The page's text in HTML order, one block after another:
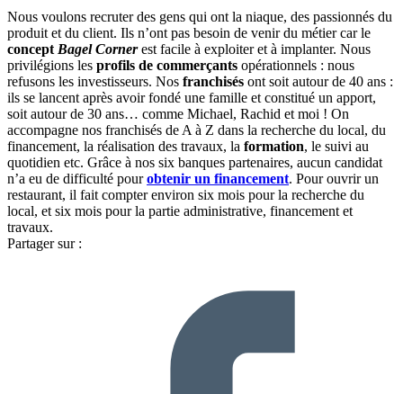
Nous voulons recruter des gens qui ont la niaque, des passionnés du
produit et du client. Ils n’ont pas besoin de venir du métier car le
concept Bagel Cornerest facile à exploiter et à implanter. Nous
privilégions les profils de commerçants opérationnels : nous
refusons les investisseurs. Nos franchisés ont soit autour de 40 ans :
ils se lancent après avoir fondé une famille et constitué un apport,
soit autour de 30 ans… comme Michael, Rachid et moi ! On
accompagne nos franchisés de A à Z dans la recherche du local, du
financement, la réalisation des travaux, la formation, le suivi au
quotidien etc. Grâce à nos six banques partenaires, aucun candidat
n’a eu de difficulté pourobtenir un financement. Pour ouvrir un
restaurant, il fait compter environ six mois pour la recherche du
local, et six mois pour la partie administrative, financement et
travaux.
Partager sur :